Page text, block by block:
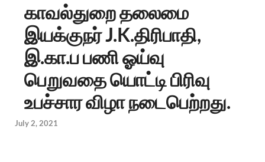
காவல்துறை தலைமை
இயக்குநர் J.K.திரிபாதி,
இ.கா.ப பணி ஓய்வு
பெறுவதை யொட்டி பிரிவு
உபச்சார விழா நடைபெற்றது.
July 2, 2021